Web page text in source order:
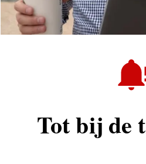
Tot bij de